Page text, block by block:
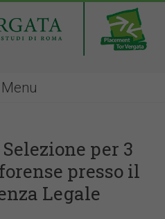
Menu
per 3
presso il
Legale